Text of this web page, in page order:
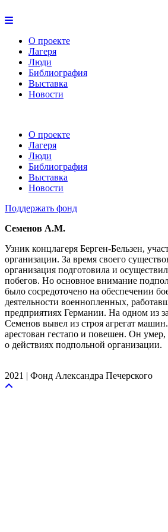
О проекте
Лагеря
Люди
Библиография
Выставка
Новости
О проекте
Лагеря
Люди
Библиография
Выставка
Новости
Поддержать фонд
Семенов А.М.
Узник концлагеря Берген-Бельзен,
организации. За время своего
организация подготовила и
побегов. Но основное внимание
было сосредоточено на обеспечении
деятельности военнопленных,
предприятиях Германии. На одном из
Семенов вывел из строя агрегат
арестован гестапо и повешен. Он
о действиях подпольной организации.
2021 | Фонд Александра Печерского